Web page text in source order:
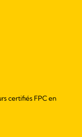
certifiés FPC en